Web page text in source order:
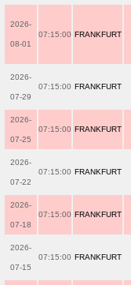
2026-
08-01
07:15:00 FRANKFURT
2026-
07-29
07:15:00 FRANKFURT
2026-
07-25
07:15:00 FRANKFURT
2026-
07-22
07:15:00 FRANKFURT
2026-
07-18
07:15:00 FRANKFURT
2026-
07-15
07:15:00 FRANKFURT